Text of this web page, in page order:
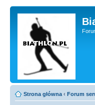
Strona główna ‹ Forum